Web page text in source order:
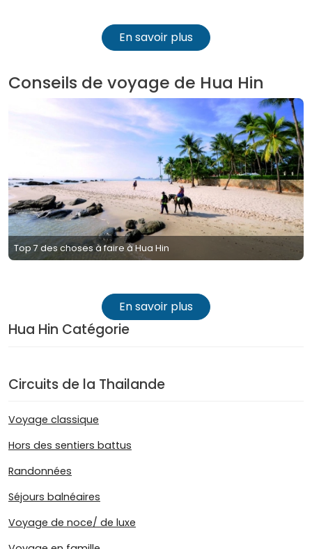
En savoir plus
Conseils de voyage de Hua Hin
Top 7 des choses à faire à Hua Hin
En savoir plus
Hua Hin Catégorie
Circuits de la Thailande
Voyage classique
Hors des sentiers battus
Randonnées
Séjours balnéaires
Voyage de noce/ de luxe